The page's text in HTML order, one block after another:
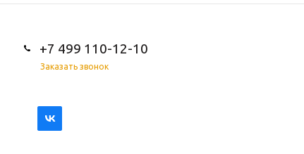
+7 499 110-12-10
Заказать звонок